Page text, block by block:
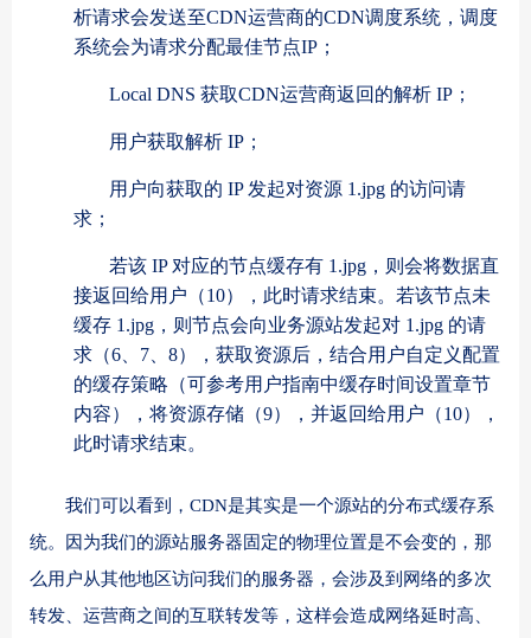
析请求会发送至CDN运营商的CDN调度系统，调度
系统会为请求分配最佳节点IP；
Local DNS 获取CDN运营商返回的解析 IP；
用户获取解析 IP；
用户向获取的 IP 发起对资源 1.jpg 的访问请
求；
若该 IP 对应的节点缓存有 1.jpg，则会将数据直
接返回给用户（10），此时请求结束。若该节点未
缓存 1.jpg，则节点会向业务源站发起对 1.jpg 的请
求（6、7、8），获取资源后，结合用户自定义配置
的缓存策略（可参考用户指南中缓存时间设置章节
内容），将资源存储（9），并返回给用户（10），
此时请求结束。
我们可以看到，CDN是其实是一个源站的分布式缓存系
统。因为我们的源站服务器固定的物理位置是不会变的，那
么用户从其他地区访问我们的服务器，会涉及到网络的多次
转发、运营商之间的互联转发等，这样会造成网络延时高、